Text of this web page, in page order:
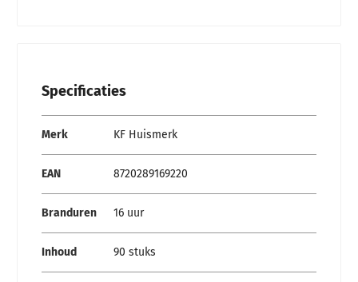
Specificaties
Merk
KF Huismerk
EAN 8720289169220
Branduren 16 uur
Inhoud 90 stuks